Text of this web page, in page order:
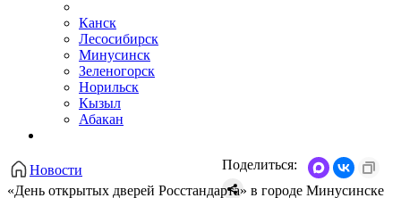
Канск
Лесосибирск
Минусинск
Зеленогорск
Норильск
Кызыл
Абакан
Новости
«День открытых дверей Росстандарта» в городе Минусинске
Поделиться: